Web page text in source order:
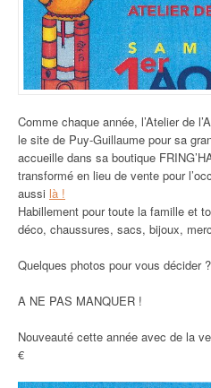
Comme chaque année, l’Atelier de
le site de Puy-Guillaume pour sa
accueille dans sa boutique
transformé en lieu de vente pour
aussi là !
Habillement pour toute la famille et
déco, chaussures, sacs, bijoux,
Quelques photos pour vous décider ?
A NE PAS MANQUER !
Nouveauté cette année avec de la
€